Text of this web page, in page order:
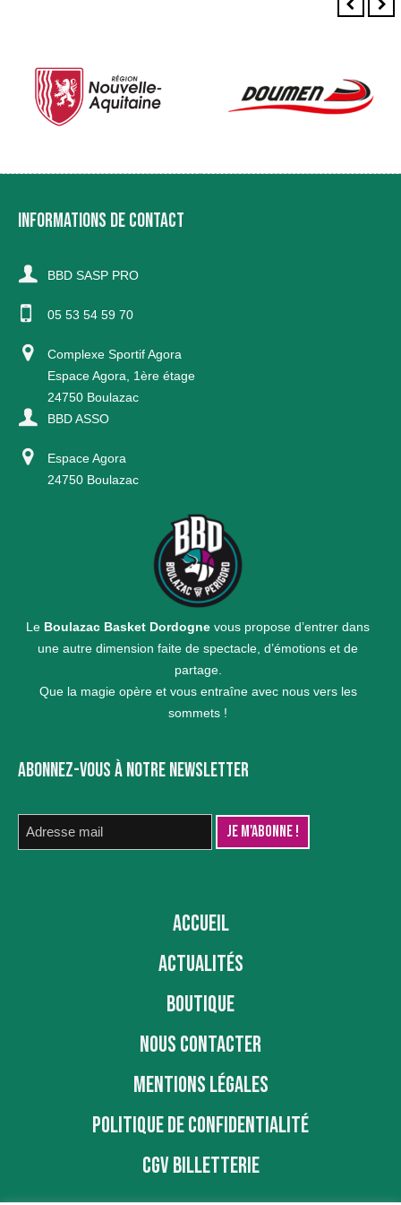
INFORMATIONS DE CONTACT
BBD SASP PRO
05 53 54 59 70
Complexe Sportif Agora
Espace Agora, 1ère étage
24750 Boulazac
BBD ASSO
Espace Agora
24750 Boulazac
Le Boulazac Basket Dordogne vous propose d’entrer dans
une autre dimension faite de spectacle, d’émotions et de
partage.
Que la magie opère et vous entraîne avec nous vers les
sommets !
ABONNEZ-VOUS À NOTRE NEWSLETTER
ACCUEIL
ACTUALITÉS
BOUTIQUE
NOUS CONTACTER
MENTIONS LÉGALES
POLITIQUE DE CONFIDENTIALITÉ
CGV BILLETTERIE